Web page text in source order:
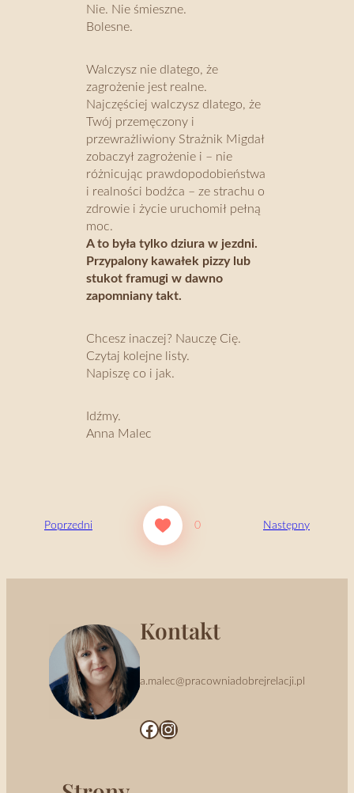
Nie. Nie śmieszne.
Bolesne.
Walczysz nie dlatego, że
zagrożenie jest realne.
Najczęściej walczysz dlatego, że
Twój przemęczony i
przewrażliwiony Strażnik Migdał
zobaczył zagrożenie i – nie
różnicując prawdopodobieństwa
i realności bodźca – ze strachu o
zdrowie i życie uruchomił pełną
moc.
A to była tylko dziura w jezdni.
Przypalony kawałek pizzy lub
stukot framugi w dawno
zapomniany takt.
Chcesz inaczej? Nauczę Cię.
Czytaj kolejne listy.
Napiszę co i jak.
Idźmy.
Anna Malec
Poprzedni 0 Następny
Kontakt
a.malec@pracowniadobrejrelacji.pl
Facebook
Instagram